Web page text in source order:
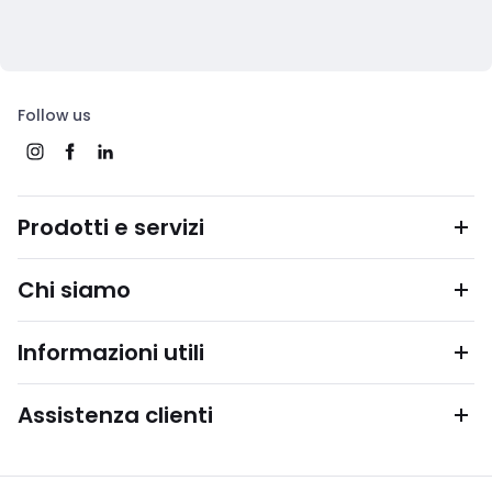
Follow us
Prodotti e servizi
Chi siamo
Informazioni utili
Assistenza clienti